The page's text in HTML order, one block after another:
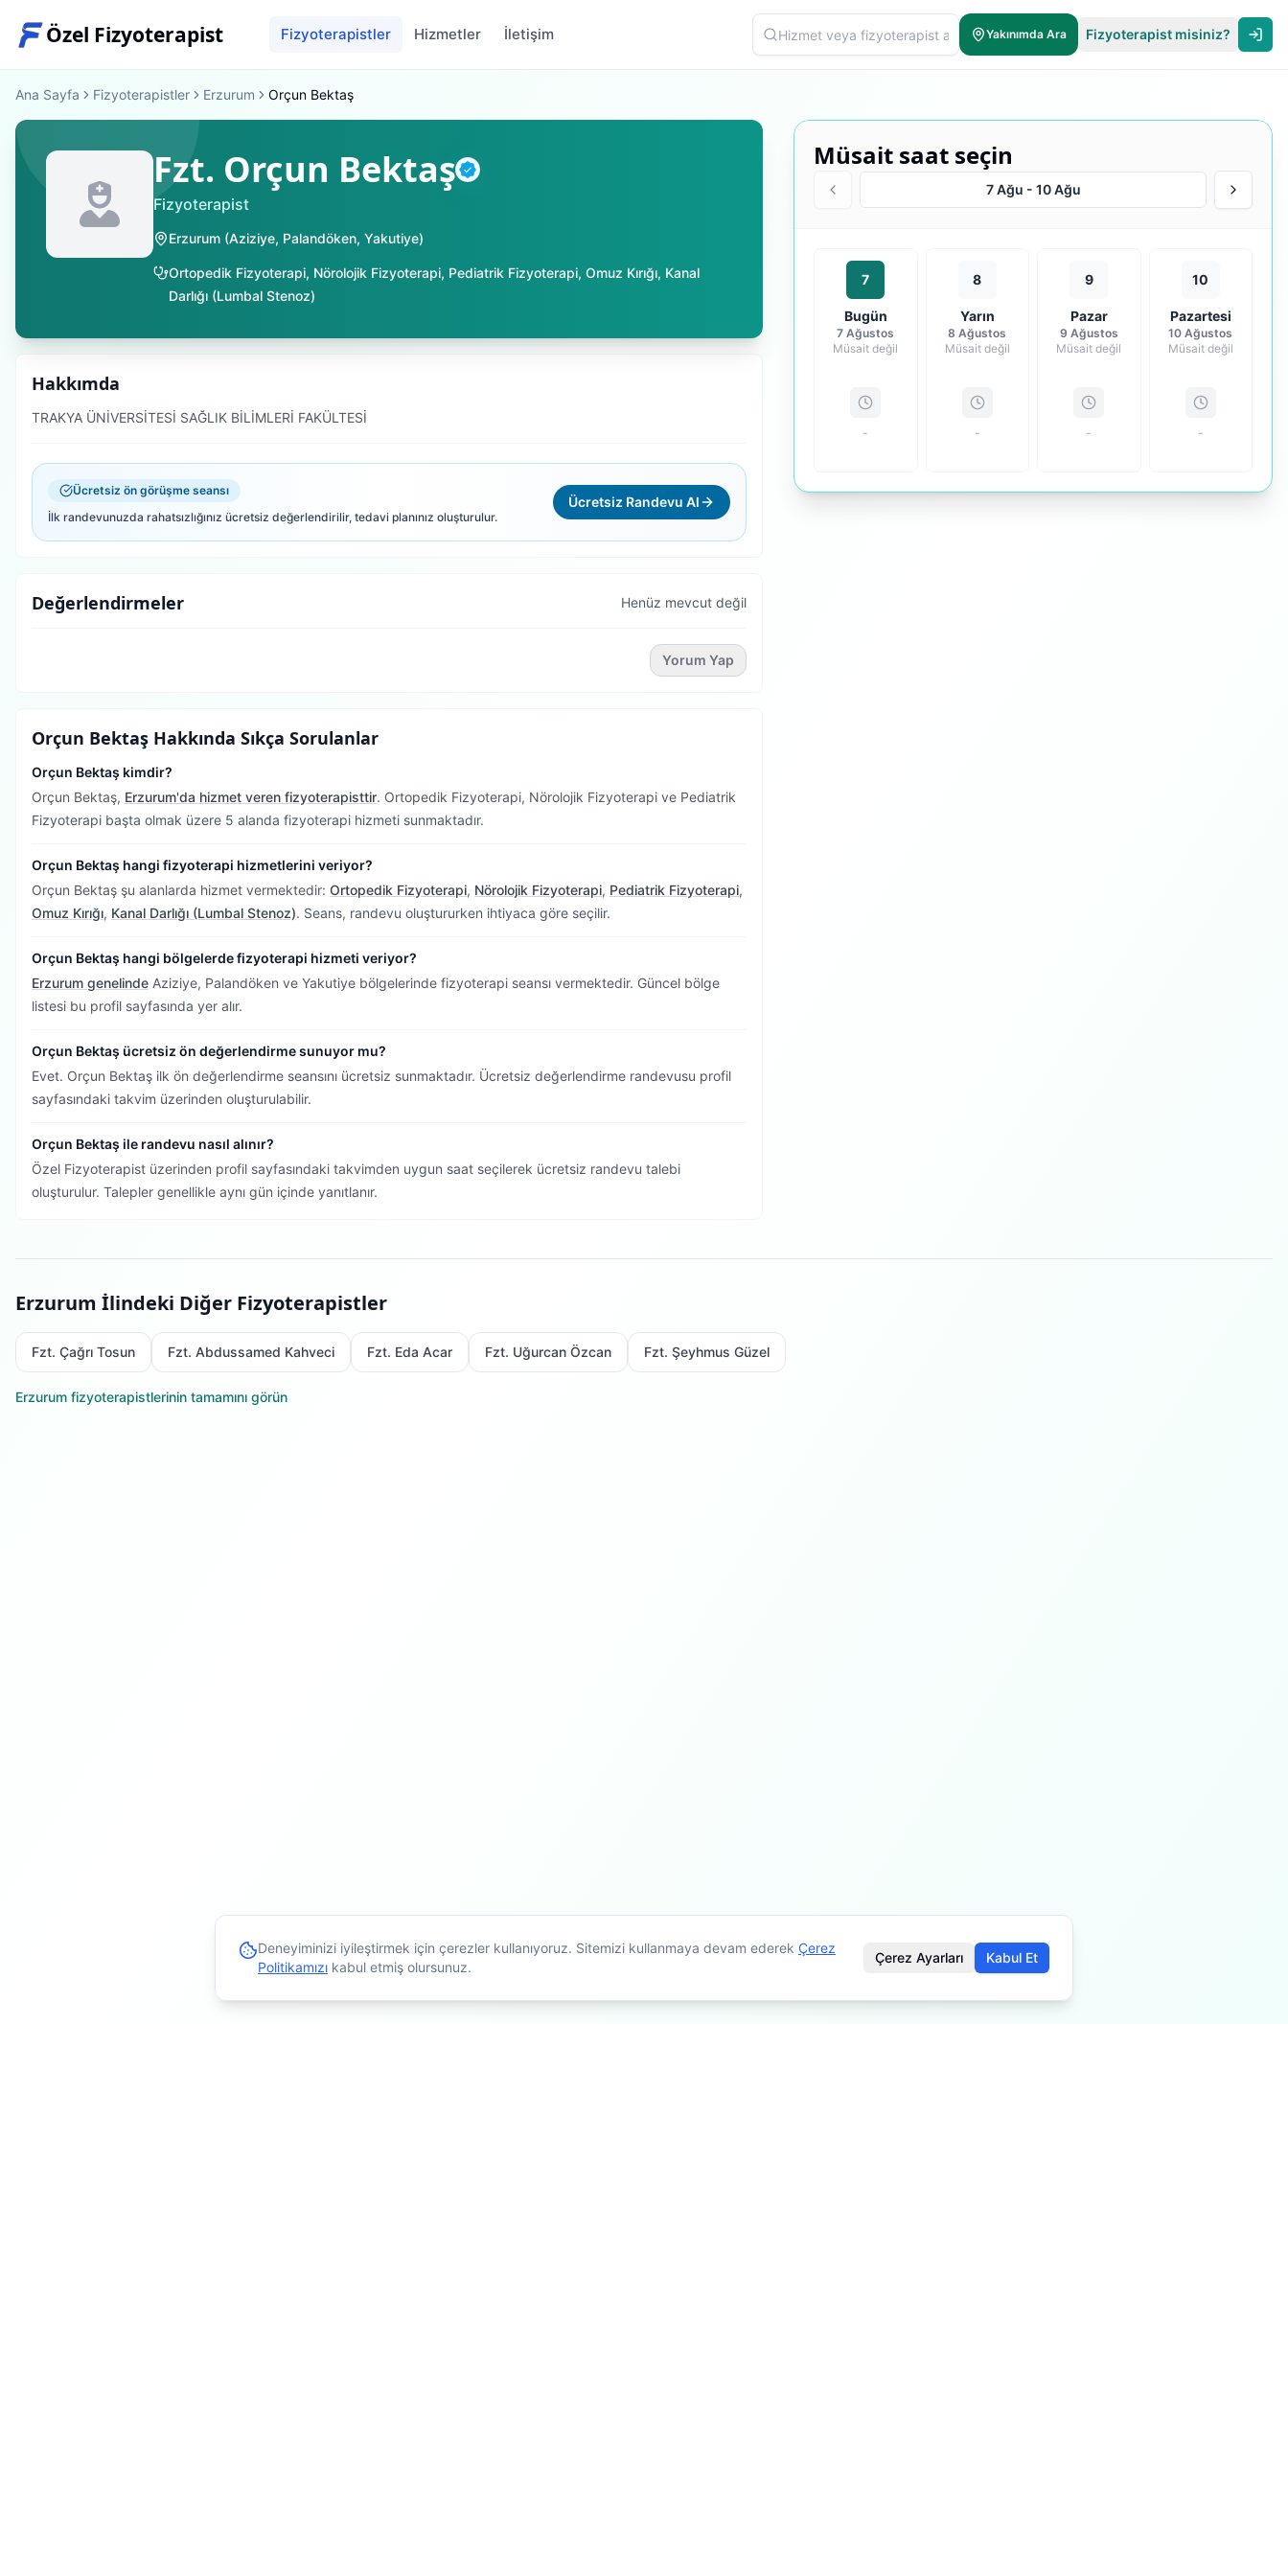
Özel Fizyoterapist Fizyoterapistler Hizmetler İletişim Yakınımda Ara Fizyoterapist misiniz?
Ana Sayfa Fizyoterapistler Erzurum Orçun Bektaş
Fzt. Orçun Bektaş Doğrulanmış
Fizyoterapist
Erzurum (Aziziye, Palandöken, Yakutiye)
Ortopedik Fizyoterapi, Nörolojik Fizyoterapi, Pediatrik Fizyoterapi, Omuz Kırığı, Kanal
Darlığı (Lumbal Stenoz)
Hakkımda
TRAKYA ÜNİVERSİTESİ SAĞLIK BİLİMLERİ FAKÜLTESİ
Ücretsiz ön görüşme seansı
İlk randevunuzda rahatsızlığınız ücretsiz değerlendirilir, tedavi planınız oluşturulur.
Ücretsiz Randevu Al
Değerlendirmeler Henüz mevcut değil
Yorum Yap
Orçun Bektaş Hakkında Sıkça Sorulanlar
Orçun Bektaş kimdir?
Orçun Bektaş, Erzurum'da hizmet veren fizyoterapisttir. Ortopedik Fizyoterapi, Nörolojik Fizyoterapi ve Pediatrik
Fizyoterapi başta olmak üzere 5 alanda fizyoterapi hizmeti sunmaktadır.
Orçun Bektaş hangi fizyoterapi hizmetlerini veriyor?
Orçun Bektaş şu alanlarda hizmet vermektedir: Ortopedik Fizyoterapi, Nörolojik Fizyoterapi, Pediatrik Fizyoterapi,
Omuz Kırığı, Kanal Darlığı (Lumbal Stenoz). Seans, randevu oluştururken ihtiyaca göre seçilir.
Orçun Bektaş hangi bölgelerde fizyoterapi hizmeti veriyor?
Erzurum genelinde Aziziye, Palandöken ve Yakutiye bölgelerinde fizyoterapi seansı vermektedir. Güncel bölge
listesi bu profil sayfasında yer alır.
Orçun Bektaş ücretsiz ön değerlendirme sunuyor mu?
Evet. Orçun Bektaş ilk ön değerlendirme seansını ücretsiz sunmaktadır. Ücretsiz değerlendirme randevusu profil
sayfasındaki takvim üzerinden oluşturulabilir.
Orçun Bektaş ile randevu nasıl alınır?
Özel Fizyoterapist üzerinden profil sayfasındaki takvimden uygun saat seçilerek ücretsiz randevu talebi
oluşturulur. Talepler genellikle aynı gün içinde yanıtlanır.
Müsait saat seçin
7 Ağu - 10 Ağu
7
Bugün
7 Ağustos
Müsait değil
-
8
Yarın
8 Ağustos
Müsait değil
-
9
Pazar
9 Ağustos
Müsait değil
-
10
Pazartesi
10 Ağustos
Müsait değil
-
Erzurum İlindeki Diğer Fizyoterapistler
Fzt. Çağrı Tosun Fzt. Abdussamed Kahveci Fzt. Eda Acar Fzt. Uğurcan Özcan Fzt. Şeyhmus Güzel
Erzurum fizyoterapistlerinin tamamını görün
Deneyiminizi iyileştirmek için çerezler kullanıyoruz. Sitemizi kullanmaya devam ederek Çerez
Politikamızı kabul etmiş olursunuz.
Çerez Ayarları Kabul Et